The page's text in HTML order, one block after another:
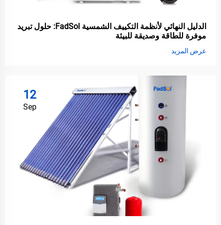
الدليل النهائي لأنظمة التكييف الشمسية FadSol: حلول تبريد
موفرة للطاقة وصديقة للبيئة
عرض المزيد
12
Sep